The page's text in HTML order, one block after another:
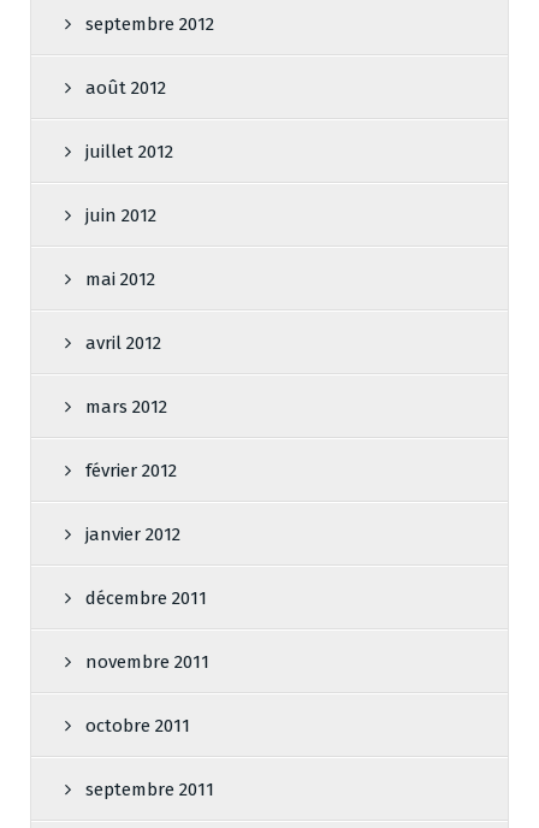
septembre 2012
août 2012
juillet 2012
juin 2012
mai 2012
avril 2012
mars 2012
février 2012
janvier 2012
décembre 2011
novembre 2011
octobre 2011
septembre 2011